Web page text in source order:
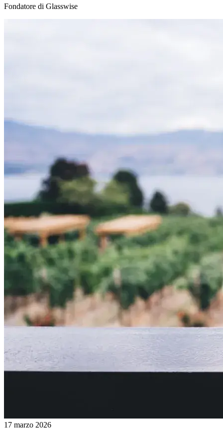
Fondatore di Glasswise
17 marzo 2026